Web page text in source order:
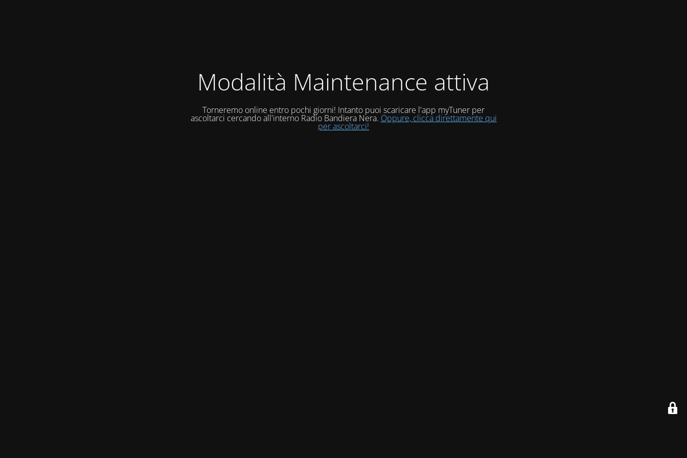
Modalità Maintenance attiva
Torneremo online entro pochi giorni! Intanto puoi scaricare l'app myTuner per
ascoltarci cercando all'interno Radio Bandiera Nera. Oppure, clicca direttamente qui
per ascoltarci!